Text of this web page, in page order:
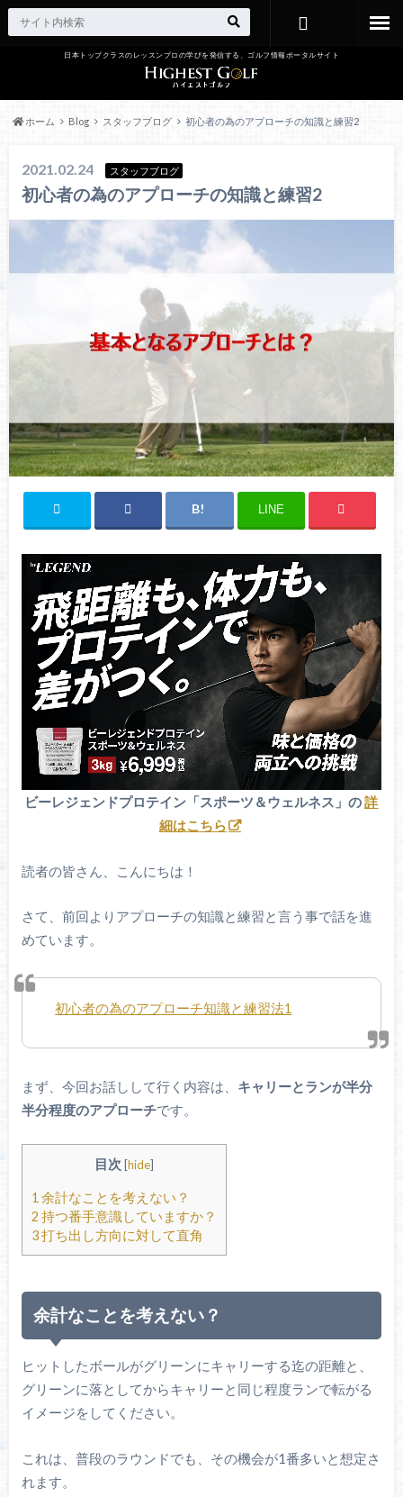
日本トップクラスのレッスンプロの学びを発信する、ゴルフ情報ポータルサイト
ホーム Blog スタッフブログ 初心者の為のアプローチの知識と練習2
2021.02.24 スタッフブログ
初心者の為のアプローチの知識と練習2
LINE
ビーレジェンドプロテイン「スポーツ＆ウェルネス」の詳
細はこちら
読者の皆さん、こんにちは！
さて、前回よりアプローチの知識と練習と言う事で話を進
めています。
初心者の為のアプローチ知識と練習法1
まず、今回お話しして行く内容は、 キャリーとランが半分
半分程度のアプローチです。
目次 [hide]
1 余計なことを考えない？
2 持つ番手意識していますか？
3打ち出し方向に対して直角
余計なことを考えない？
ヒットしたボールがグリーンにキャリーする迄の距離と、
グリーンに落としてからキャリーと同じ程度ランで転がる
イメージをしてください。
これは、普段のラウンドでも、その機会が1番多いと想定さ
れます。